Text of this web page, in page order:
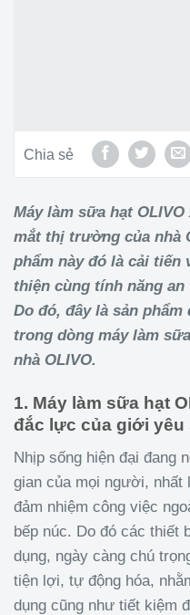
Chia sẻ
Máy làm sữa hạt
mắt thị trường của nhà
phẩm này đó là cải tiến
thiện cùng tính năng
Do đó, đây là sản
trong dòng máy làm
nhà OLIVO.
1. Máy làm sữa hạt
đắc lực của giới yêu
Nhịp sống hiện đại đang
gian của mọi người,
đảm nhiệm công việc
bếp núc. Do đó các thiết
dụng, ngày càng chú
tiện lợi, tự động hóa,
dụng cũng như tiết kiệm